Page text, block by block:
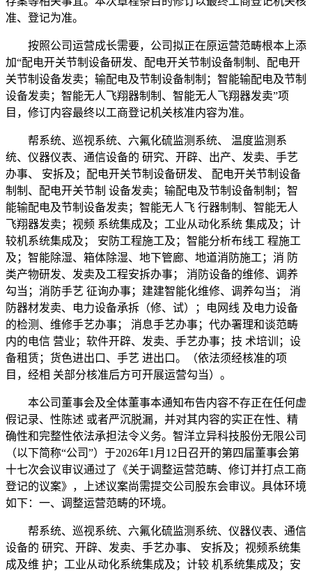
准、登记为准。
按照公司运营成长需要，公司拟正在原运营范畴根本上添
加“配电开关节制设备研发、配电开关节制设备制制、配电开
关节制设备发卖；输配电及节制设备制制；智能输配电及节制
设备发卖；智能无人飞翔器制制、智能无人飞翔器发卖”项
目，修订内容最终以工商登记机关核准内容为准。
帮系统、巡视系统、六氟化硫监测系统、 温度监测系
统、仪器仪表、通信设备的 研究、开辟、出产、发卖、手艺
办事、 安拆及；配电开关节制设备研发、 配电开关节制设备
制制、配电开关节制 设备发卖；输配电及节制设备制制；智
能输配电及节制设备发卖；智能无人飞 行器制制、智能无人
飞翔器发卖；视频 系统集成及；工业从动化系统 集成及；计
较机系统集成及； 安防工程施工及；智能分析布线工 程施工
及；智能除湿、箱体除湿、地下管廊、地道消防施工；消 防
类产物研发、发卖及工程安拆办事； 消防设备的维修、调养
勾当；消防手艺 征询办事；建建智能化维修、调养勾当； 消
防器材发卖、电力设备承拆（修、试）；电网线 及电力设备
的检测、维修手艺办事； 消息手艺办事；代办署理和谈范畴
内的电信 营业；软件开辟、发卖、手艺办事；技 术培训；设
备租赁；货色进出口、手艺 进出口。（依法须经核准的项
目，经相 关部分核准后方可开展运营勾当）。
本公司董事会及全体董事本通知布告内容不存正在任何虚
假记录、性陈述 或者严沉脱漏，并对其内容的实正在性、精
确性和完整性依法承担法令义务。智洋立异科技股份无限公司
（以下简称“公司”）于2026年1月12日召开的第四届董事会第
十七次会议审议通过了《关于调整运营范畴、修订并打点工商
登记的议案》，上述议案尚需提交公司股东会审议。具体环境
如下：一、调整运营范畴的环境。
帮系统、巡视系统、六氟化硫监测系统、仪器仪表、通信
设备的 研究、开辟、发卖、手艺办事、 安拆及；视频系统集
成及维 护；工业从动化系统集成及；计较 机系统集成及；安